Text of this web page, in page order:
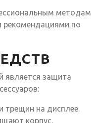
методам
рекомендациями по
является защита
на дисплее.
корпус.